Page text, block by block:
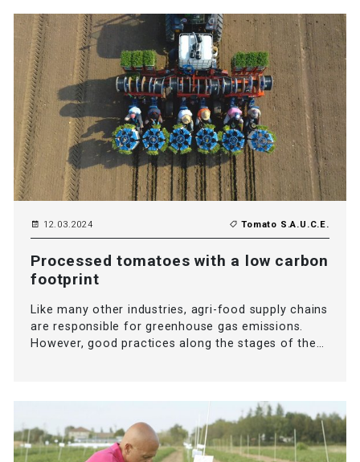
12.03.2024 Tomato S.A.U.C.E.
Processed tomatoes with a low carbon
footprint
Like many other industries, agri-food supply chains
are responsible for greenhouse gas emissions.
However, good practices along the stages of the…